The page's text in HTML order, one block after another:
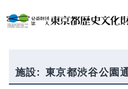
施設: 東京都渋谷公園